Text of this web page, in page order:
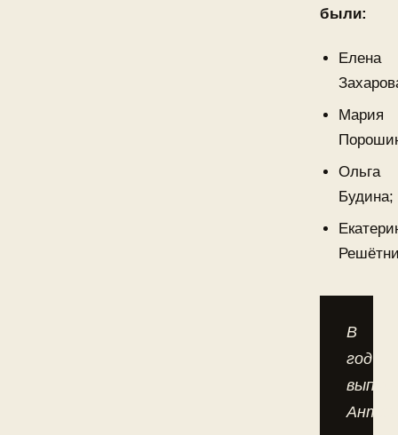
были:
Елена
Мария
Ольга
Будина;
В
год